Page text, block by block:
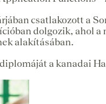
csatlakozott a
dolgozik, ahol
alakításában.
a kanadai